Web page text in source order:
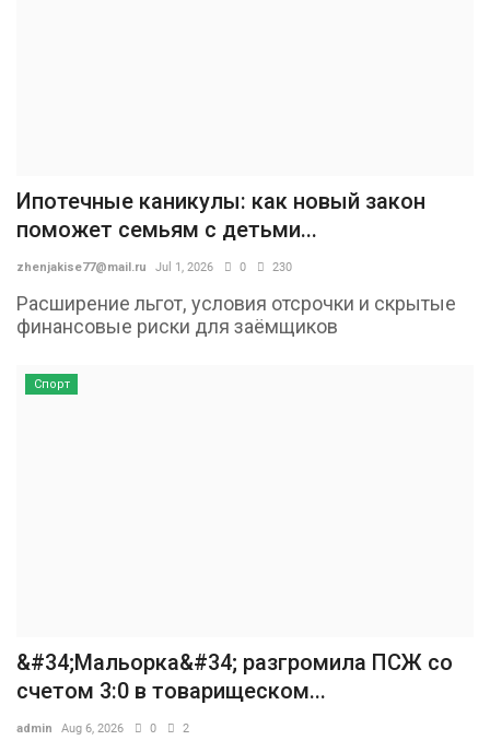
Ипотечные каникулы: как новый закон
поможет семьям с детьми...
zhenjakise77@mail.ru Jul 1, 2026 0 230
Расширение льгот, условия отсрочки и скрытые
финансовые риски для заёмщиков
Спорт
&#34;Мальорка&#34; разгромила ПСЖ со
счетом 3:0 в товарищеском...
admin Aug 6, 2026 0 2